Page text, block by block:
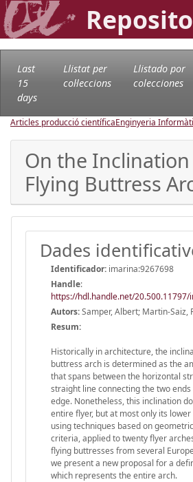
Last
15
days
Llistat per
col·leccions
Llistado por
colecciones
Articles producció científicaEnginyeria
On the Inclination
Flying Buttress
Dades
Identificador: imarina:9267698
Handle:
https://hdl.handle.net/
Autors:Samper, Albert; Martin-Saiz,
Resum:
Historically in architecture, the
buttress arch is determined as the
that spans between the horizontal
straight line connecting the two
edge. Nonetheless, this inclination
entire flyer, but at most only its
using techniques based on
criteria, applied to twenty flyer
flying buttresses from several
we present a new proposal for a
which represents the entire arch.